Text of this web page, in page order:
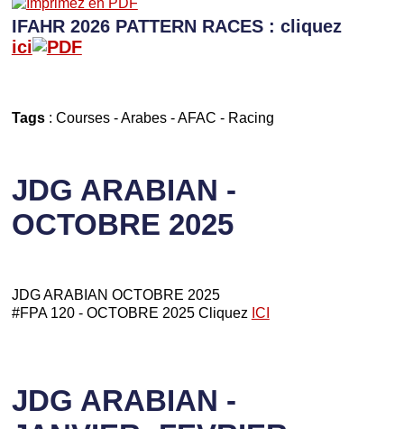
IFAHR 2026 PATTERN RACES : cliquez
ici
Tags: Courses-Arabes-AFAC - Racing
JDG ARABIAN -
OCTOBRE 2025
JDG ARABIAN OCTOBRE 2025
#FPA 120 - OCTOBRE 2025 Cliquez ICI
JDG ARABIAN -